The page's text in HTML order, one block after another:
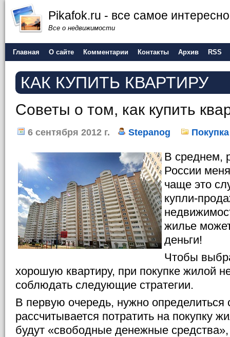
Pikafok.ru - все самое
Все о недвижимости
Главная О сайте Комментарии Контакты Архив RSS
КАК КУПИТЬ КВАРТИРУ
Советы о том, как купить
6 сентября 2012 г. Stepanog Покупка
В среднем,
России
чаще это
купли-
жилье
деньги!
Чтобы
хорошую квартиру, при покупке жилой
соблюдать следующие стратегии.
В первую очередь, нужно
рассчитывается потратить на покупку
будут «свободные денежные